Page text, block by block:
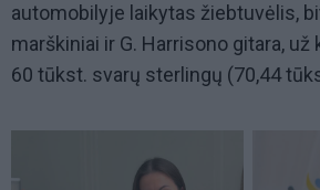
automobilyje laikytas žiebtuvėlis,
marškiniai ir G. Harrisono gitara,
60 tūkst. svarų sterlingų (70,44